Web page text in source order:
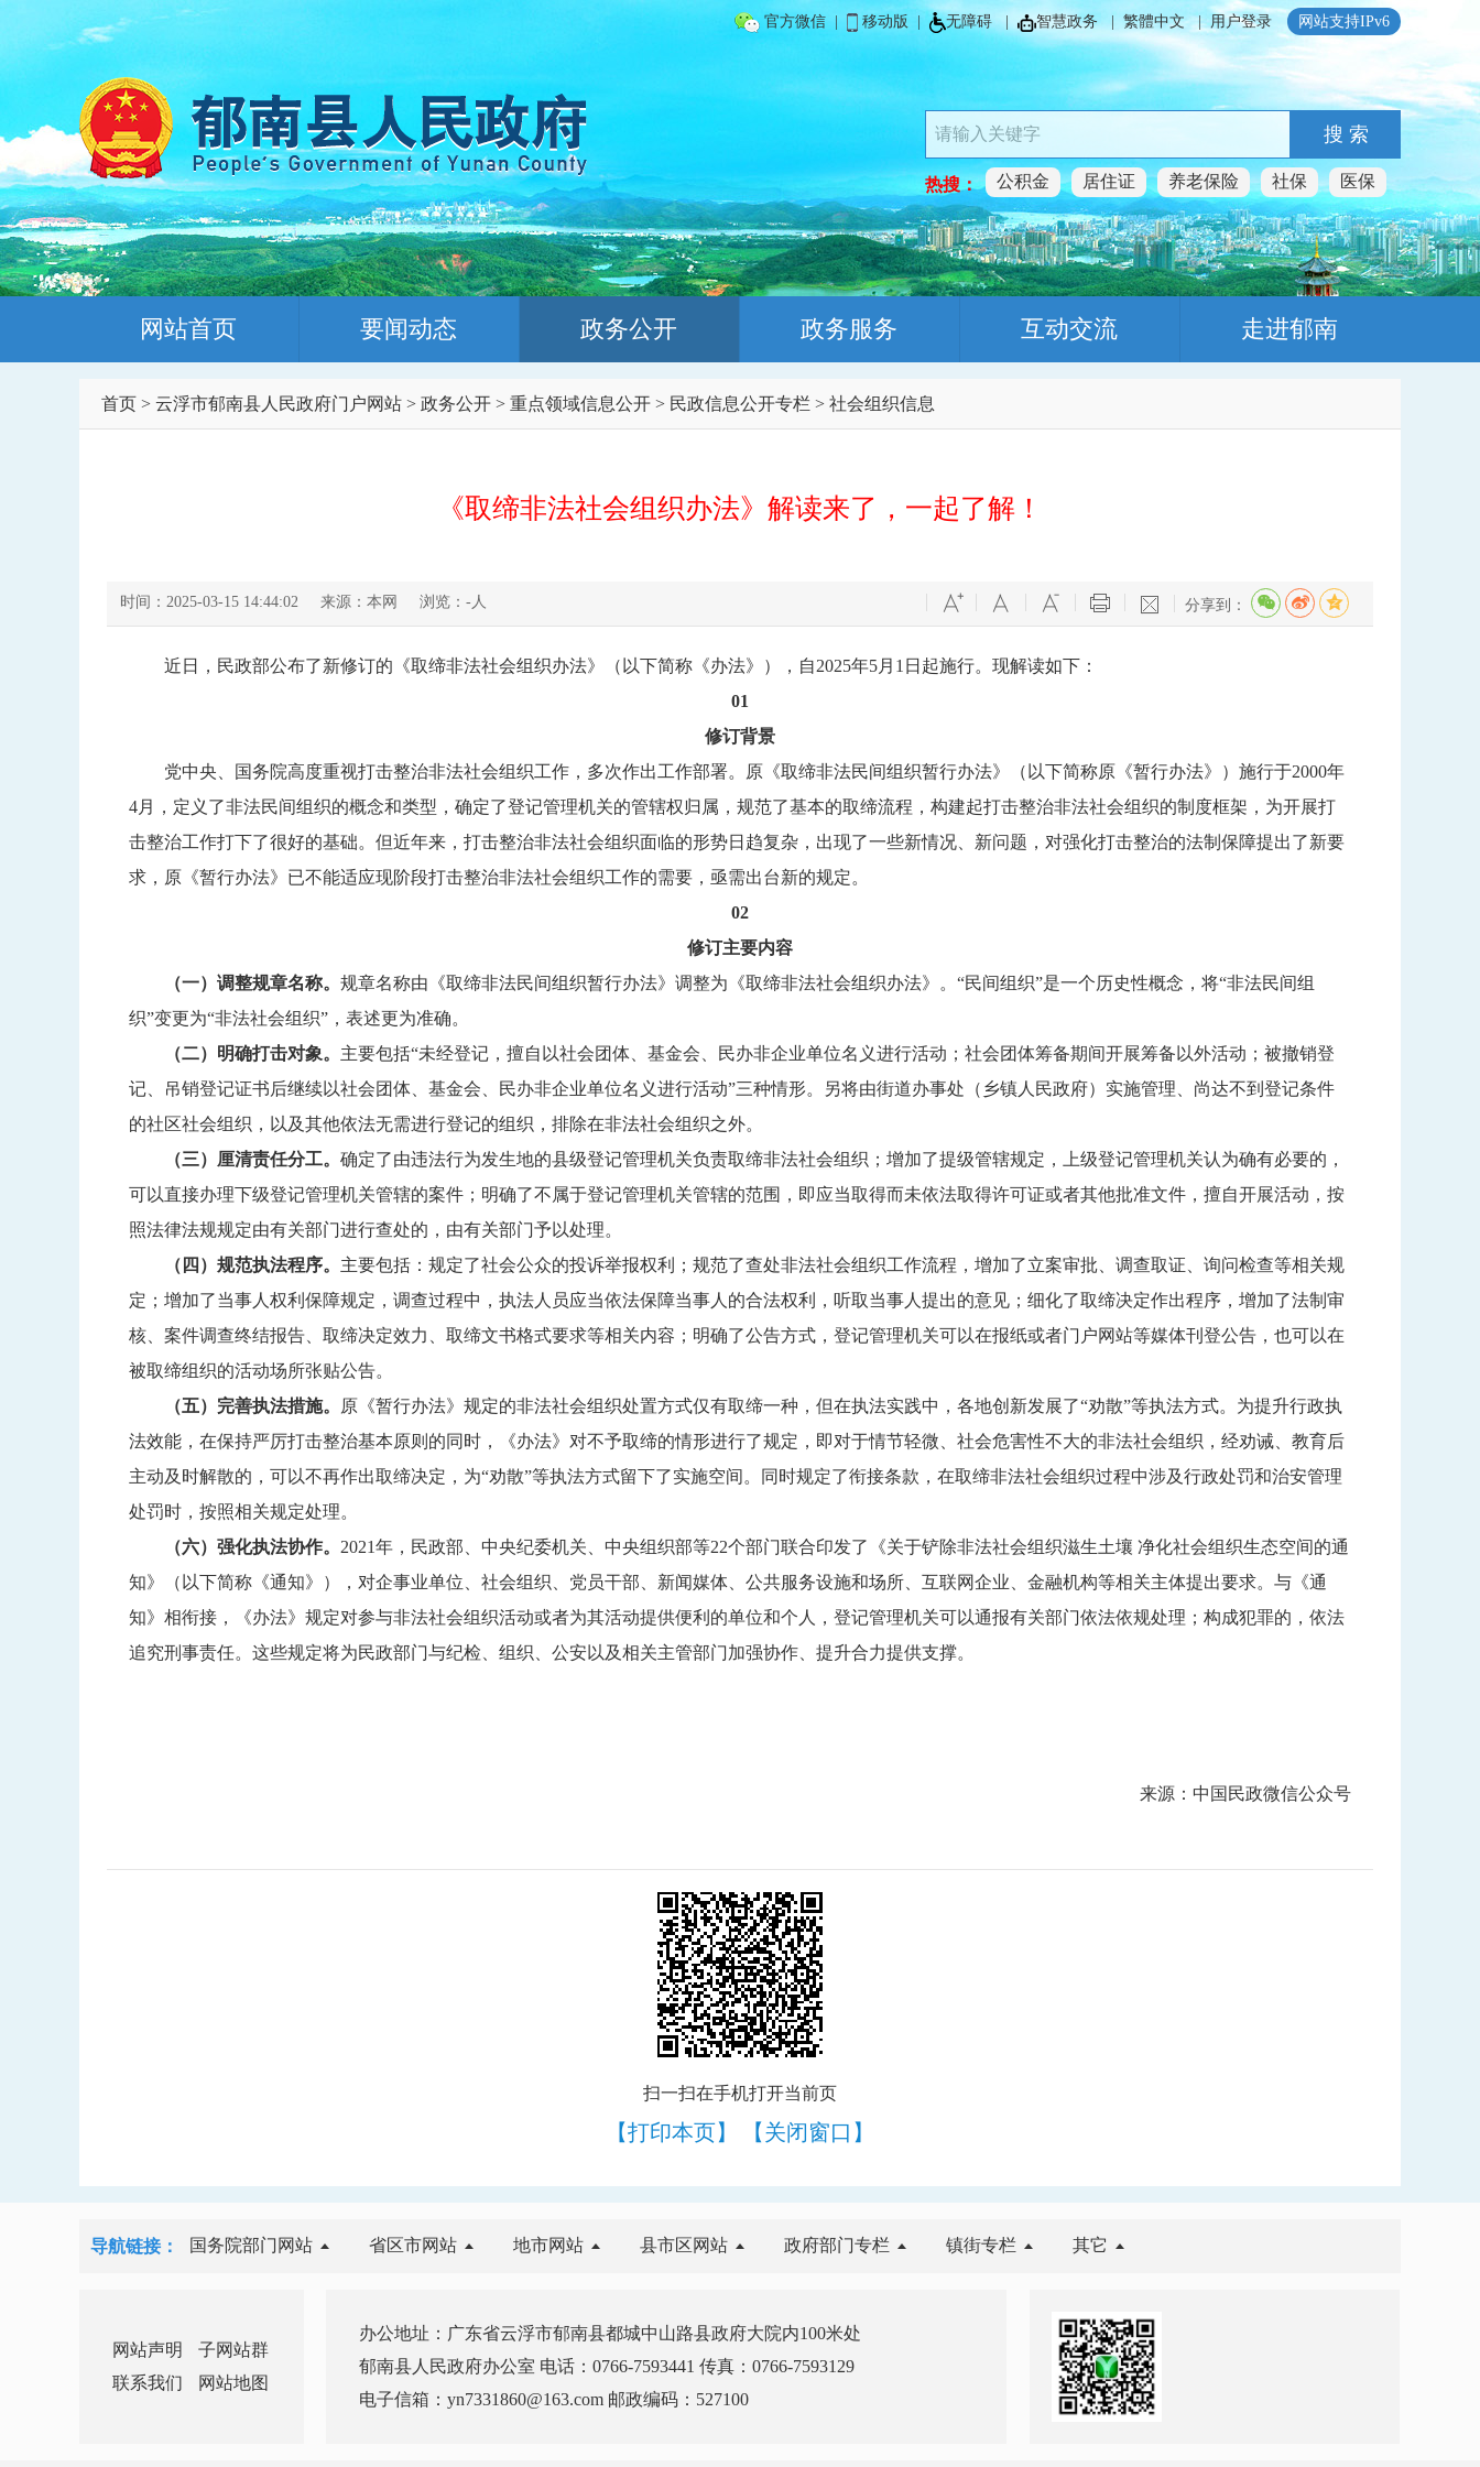
官方微信 移动版 无障碍 | 智慧政务| 繁體中文| 用户登录 网站支持IPv6
搜 索
热搜： 公积金 居住证 养老保险 社保 医保
网站首页 要闻动态 政务公开 政务服务 互动交流 走进郁南
首页 > 云浮市郁南县人民政府门户网站 > 政务公开 > 重点领域信息公开 > 民政信息公开专栏 > 社会组织信息
《取缔非法社会组织办法》解读来了，一起了解！
时间：2025-03-15 14:44:02 来源：本网 浏览： - 人 分享到：
近日，民政部公布了新修订的 《取缔非法社会组织办法》
（以下简称《办法》），自2025年5月1日起施行。现解读如下：
01
修订背景
党中央、国务院高度重视打击整治非法社会组织工作，多次作出工作部署。原《取缔非法民间组织暂行办法》（以下简称原《暂行办法》）施行于2000年
4月，定义了非法民间组织的概念和类型，确定了登记管理机关的管辖权归属，规范了基本的取缔流程，构建起打击整治非法社会组织的制度框架，为开展打
击整治工作打下了很好的基础。但近年来，打击整治非法社会组织面临的形势日趋复杂，出现了一些新情况、新问题，对强化打击整治的法制保障提出了新要
求，原《暂行办法》已不能适应现阶段打击整治非法社会组织工作的需要，亟需出台新的规定。
02
修订主要内容
（一）调整规章名称。 规章名称由《取缔非法民间组织暂行办法》调整为《取缔非法社会组织办法》。“民间组织”是一个历史性概念，将“非法民间组
织”变更为“非法社会组织”，表述更为准确。
（二）明确打击对象。 主要包括“未经登记，擅自以社会团体、基金会、民办非企业单位名义进行活动；社会团体筹备期间开展筹备以外活动；被撤销登
记、吊销登记证书后继续以社会团体、基金会、民办非企业单位名义进行活动”三种情形。另将由街道办事处（乡镇人民政府）实施管理、尚达不到登记条件
的社区社会组织，以及其他依法无需进行登记的组织，排除在非法社会组织之外。
（三）厘清责任分工。 确定了由违法行为发生地的县级登记管理机关负责取缔非法社会组织；增加了提级管辖规定，上级登记管理机关认为确有必要的，
可以直接办理下级登记管理机关管辖的案件；明确了不属于登记管理机关管辖的范围，即应当取得而未依法取得许可证或者其他批准文件，擅自开展活动，按
照法律法规规定由有关部门进行查处的，由有关部门予以处理。
（四）规范执法程序。 主要包括：规定了社会公众的投诉举报权利；规范了查处非法社会组织工作流程，增加了立案审批、调查取证、询问检查等相关规
定；增加了当事人权利保障规定，调查过程中，执法人员应当依法保障当事人的合法权利，听取当事人提出的意见；细化了取缔决定作出程序，增加了法制审
核、案件调查终结报告、取缔决定效力、取缔文书格式要求等相关内容；明确了公告方式，登记管理机关可以在报纸或者门户网站等媒体刊登公告，也可以在
被取缔组织的活动场所张贴公告。
（五）完善执法措施。
原《暂行办法》规定的非法社会组织处置方式仅有取缔一种，但在执法实践中，各地创新发展了“劝散”等执法方式。为提升行政执
法效能，在保持严厉打击整治基本原则的同时，《办法》对不予取缔的情形进行了规定，即对于情节轻微、社会危害性不大的非法社会组织，经劝诫、教育后
主动及时解散的，可以不再作出取缔决定，为“劝散”等执法方式留下了实施空间。同时规定了衔接条款，在取缔非法社会组织过程中涉及行政处罚和治安管理
处罚时，按照相关规定处理。
（六）强化执法协作。 2021年，民政部、中央纪委机关、中央组织部等22个部门联合印发了《关于铲除非法社会组织滋生土壤 净化社会组织生态空间的通
知》（以下简称《通知》），对企事业单位、社会组织、党员干部、新闻媒体、公共服务设施和场所、互联网企业、金融机构等相关主体提出要求。与《通
知》相衔接，《办法》规定对参与非法社会组织活动或者为其活动提供便利的单位和个人，登记管理机关可以通报有关部门依法依规处理；构成犯罪的，依法
追究刑事责任。这些规定将为民政部门与纪检、组织、公安以及相关主管部门加强协作、提升合力提供支撑。
来源：中国民政微信公众号
扫一扫在手机打开当前页
【打印本页】 【关闭窗口】
导航链接： 国务院部门网站 省区市网站 地市网站 县市区网站 政府部门专栏 镇街专栏 其它
网站声明
子网站群
联系我们
网站地图
办公地址：广东省云浮市郁南县都城中山路县政府大院内100米处
郁南县人民政府办公室 电话：0766-7593441 传真：0766-7593129
电子信箱：yn7331860@163.com 邮政编码：527100